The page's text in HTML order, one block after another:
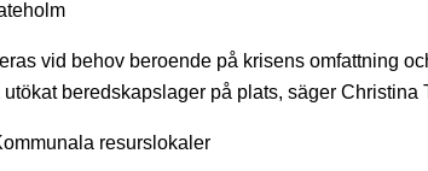
vid behov beroende på krisens omfattning
beredskapslager på plats, säger Christina
resurslokaler